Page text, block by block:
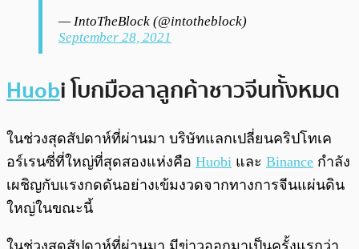
— IntoTheBlock (@intotheblock)
September 28, 2021
Huobi โบกมือลาลูกค้าชาวจีนทั้งหมด
ในช่วงสุดสัปดาห์ที่ผ่านมา บริษัทแลกเปลี่ยนคริปโทเค
อร์เรนซี่ที่ใหญ่ที่สุดสองแห่งคือ Huobi และ Binance กำลัง
เผชิญกับแรงกดดันอย่างเข้มงวดจากทางการจีนแผ่นดิน
ใหญ่ในขณะนี้
ในช่วงสุดสัปดาห์ที่ผ่านมา มีข่าวออกมาเป็นครั้งแรกว่า